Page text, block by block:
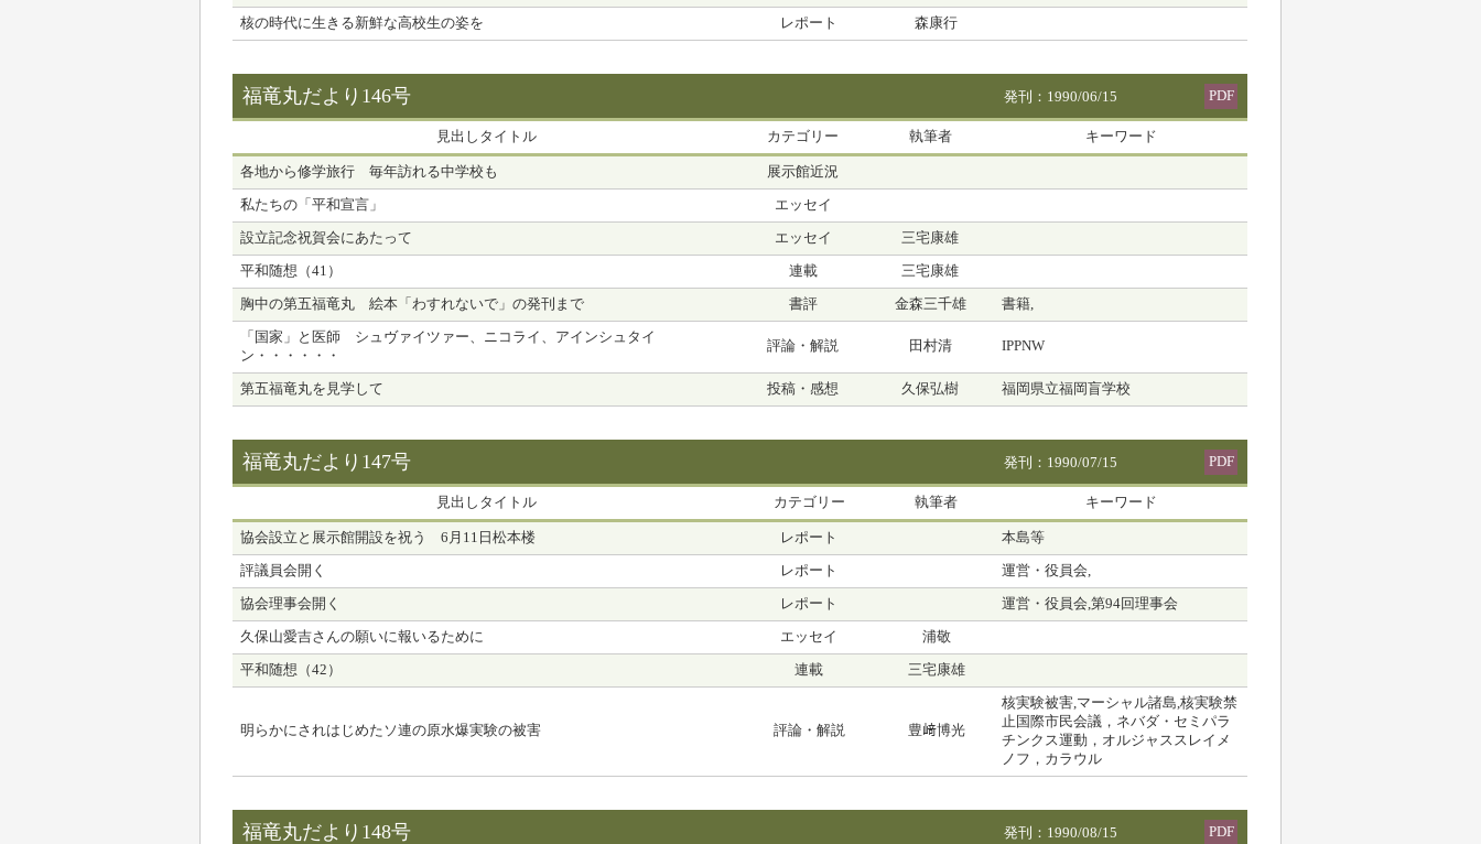
核の時代に生きる新鮮な高校生の姿を レポート 森康行
福竜丸だより146号 発刊：1990/06/15 PDF
見出しタイトル カテゴリー 執筆者 キーワード
各地から修学旅行 毎年訪れる中学校も 展示館近況
私たちの「平和宣言」 エッセイ
設立記念祝賀会にあたって エッセイ 三宅康雄
平和随想（41） 連載 三宅康雄
胸中の第五福竜丸 絵本「わすれないで」の発刊まで 書評 金森三千雄 書籍,
「国家」と医師 シュヴァイツァー、ニコライ、アインシュタイ
ン・・・・・・
評論・解説 田村清 IPPNW
第五福竜丸を見学して 投稿・感想 久保弘樹 福岡県立福岡盲学校
福竜丸だより147号 発刊：1990/07/15 PDF
見出しタイトル カテゴリー 執筆者 キーワード
協会設立と展示館開設を祝う 6月11日松本楼 レポート 本島等
評議員会開く レポート 運営・役員会,
協会理事会開く レポート 運営・役員会,第94回理事会
久保山愛吉さんの願いに報いるために エッセイ 浦敬
平和随想（42） 連載 三宅康雄
明らかにされはじめたソ連の原水爆実験の被害 評論・解説 豊﨑博光
核実験被害,マーシャル諸島,核実験禁
止国際市民会議，ネバダ・セミパラ
チンクス運動，オルジャススレイメ
ノフ，カラウル
福竜丸だより148号 発刊：1990/08/15 PDF